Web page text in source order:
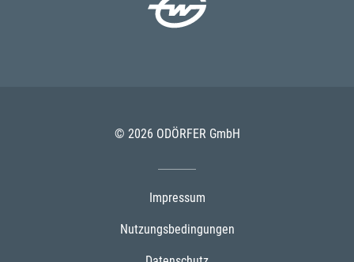
© 2026 ODÖRFER GmbH
Impressum
Nutzungsbedingungen